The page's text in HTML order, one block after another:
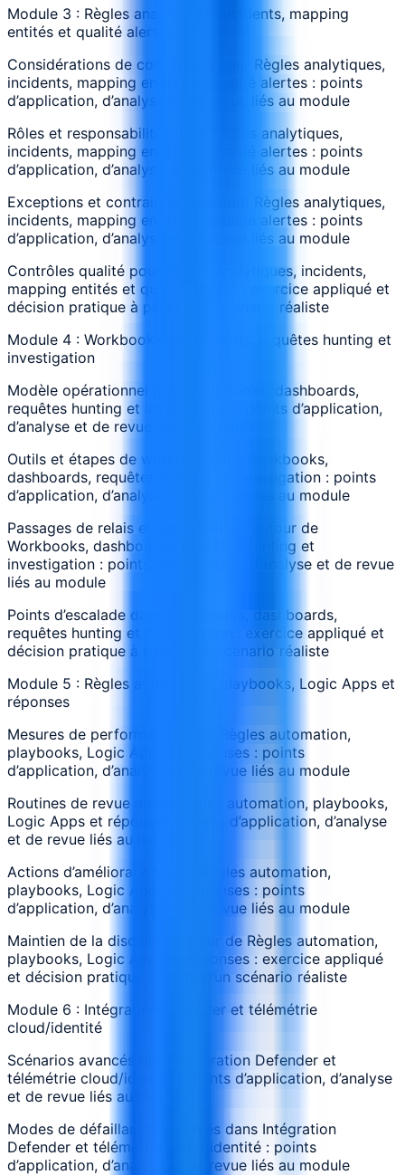
Module 3 : Règles analytiques, incidents, mapping
entités et qualité alertes
Considérations de conception pour Règles analytiques,
incidents, mapping entités et qualité alertes : points
d’application, d’analyse et de revue liés au module
Rôles et responsabilités dans Règles analytiques,
incidents, mapping entités et qualité alertes : points
d’application, d’analyse et de revue liés au module
Exceptions et contraintes affectant Règles analytiques,
incidents, mapping entités et qualité alertes : points
d’application, d’analyse et de revue liés au module
Contrôles qualité pour Règles analytiques, incidents,
mapping entités et qualité alertes : exercice appliqué et
décision pratique à partir d’un scénario réaliste
Module 4 : Workbooks, dashboards, requêtes hunting et
investigation
Modèle opérationnel pour Workbooks, dashboards,
requêtes hunting et investigation : points d’application,
d’analyse et de revue liés au module
Outils et étapes de workflow dans Workbooks,
dashboards, requêtes hunting et investigation : points
d’application, d’analyse et de revue liés au module
Passages de relais et approbations autour de
Workbooks, dashboards, requêtes hunting et
investigation : points d’application, d’analyse et de revue
liés au module
Points d’escalade dans Workbooks, dashboards,
requêtes hunting et investigation : exercice appliqué et
décision pratique à partir d’un scénario réaliste
Module 5 : Règles automation, playbooks, Logic Apps et
réponses
Mesures de performance pour Règles automation,
playbooks, Logic Apps et réponses : points
d’application, d’analyse et de revue liés au module
Routines de revue après Règles automation, playbooks,
Logic Apps et réponses : points d’application, d’analyse
et de revue liés au module
Actions d’amélioration pour Règles automation,
playbooks, Logic Apps et réponses : points
d’application, d’analyse et de revue liés au module
Maintien de la discipline autour de Règles automation,
playbooks, Logic Apps et réponses : exercice appliqué
et décision pratique à partir d’un scénario réaliste
Module 6 : Intégration Defender et télémétrie
cloud/identité
Scénarios avancés dans Intégration Defender et
télémétrie cloud/identité : points d’application, d’analyse
et de revue liés au module
Modes de défaillance observés dans Intégration
Defender et télémétrie cloud/identité : points
d’application, d’analyse et de revue liés au module